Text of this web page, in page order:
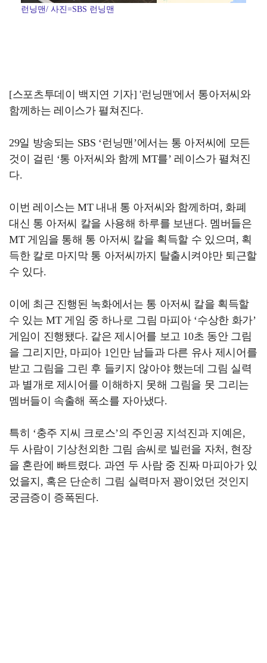
런닝맨/ 사진=SBS 런닝맨
[스포츠투데이 백지연 기자] '런닝맨'에서 통아저씨와
함께하는 레이스가 펼쳐진다.
29일 방송되는 SBS ‘런닝맨’에서는 통 아저씨에 모든
것이 걸린 ‘통 아저씨와 함께 MT를’ 레이스가 펼쳐진
다.
이번 레이스는 MT 내내 통 아저씨와 함께하며, 화폐
대신 통 아저씨 칼을 사용해 하루를 보낸다. 멤버들은
MT 게임을 통해 통 아저씨 칼을 획득할 수 있으며, 획
득한 칼로 마지막 통 아저씨까지 탈출시켜야만 퇴근할
수 있다.
이에 최근 진행된 녹화에서는 통 아저씨 칼을 획득할
수 있는 MT 게임 중 하나로 그림 마피아 ‘수상한 화가’
게임이 진행됐다. 같은 제시어를 보고 10초 동안 그림
을 그리지만, 마피아 1인만 남들과 다른 유사 제시어를
받고 그림을 그린 후 들키지 않아야 했는데 그림 실력
과 별개로 제시어를 이해하지 못해 그림을 못 그리는
멤버들이 속출해 폭소를 자아냈다.
특히 ‘충주 지씨 크로스’의 주인공 지석진과 지예은,
두 사람이 기상천외한 그림 솜씨로 빌런을 자처, 현장
을 혼란에 빠트렸다. 과연 두 사람 중 진짜 마피아가 있
었을지, 혹은 단순히 그림 실력마저 꽝이었던 것인지
궁금증이 증폭된다.